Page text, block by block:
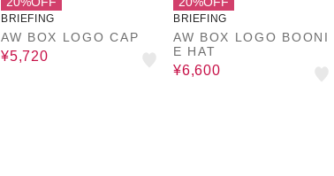
BRIEFING
AW BOX LOGO CAP
¥5,720
BRIEFING
AW BOX LOGO BOONI
E HAT
¥6,600